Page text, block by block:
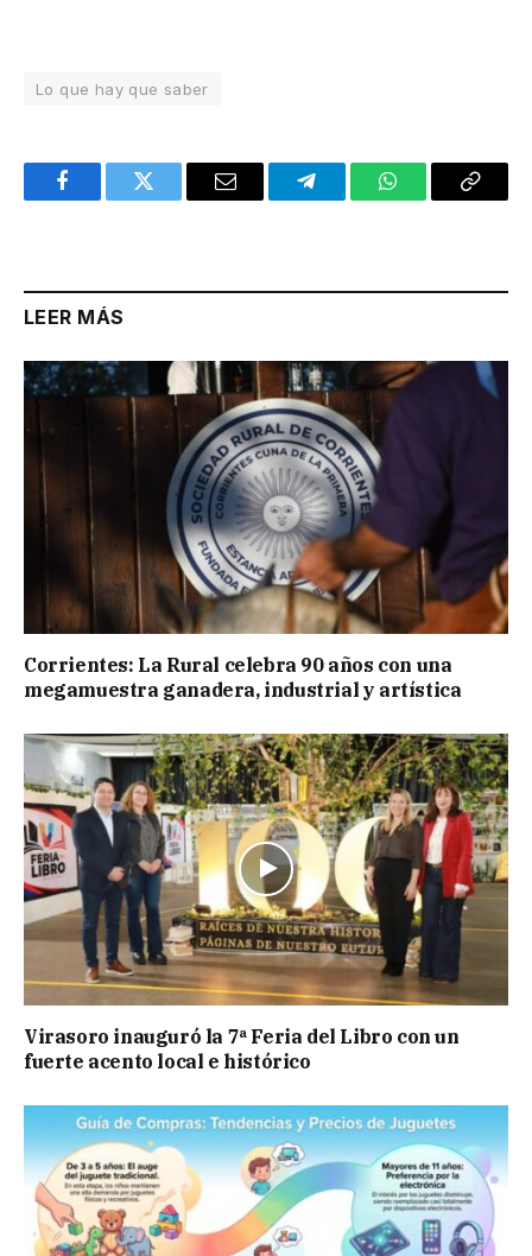
Lo que hay que saber
FacebookTwitter Email TelegramWhatsAppCopy
LEER MÁS
Corrientes: La Rural celebra 90 años con una
megamuestra ganadera, industrial y artística
Virasoro inauguró la 7ª Feria del Libro con un
fuerte acento local e histórico